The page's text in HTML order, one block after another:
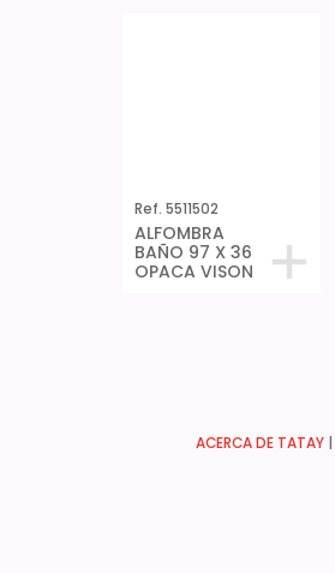
Ref. 5511502
ALFOMBRA
BAÑO 97 X 36
OPACA VISON
ACERCA DE TATAY